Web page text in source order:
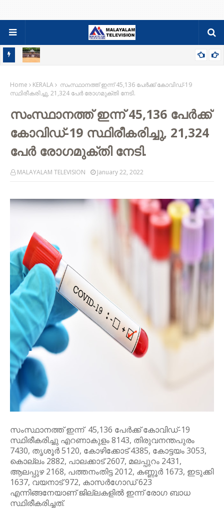
മുൻ എൻ.എസ്.ജി കമാൻഡോ ശ്രീജിത്ത് ഉദ്ഘാടനം ചെയ്തു
Home KERALA
സംസ്ഥാനത്ത് ഇന്ന് 45,136 പേര്‍ക്ക് കോവിഡ്-19
സ്ഥിരീകരിച്ചു, 21,324 പേര്‍ രോഗമുക്തി നേടി.
സംസ്ഥാനത്ത് ഇന്ന് 45,136 പേര്‍ക്ക്
കോവിഡ്-19 സ്ഥിരീകരിച്ചു, 21,324
പേര്‍ രോഗമുക്തി നേടി.
MALAYALAM TELEVISION January 22, 2022
സംസ്ഥാനത്ത് ഇന്ന് 45,136 പേര്‍ക്ക് കോവിഡ്-19
സ്ഥിരീകരിച്ചു എറണാകുളം 8143, തിരുവനന്തപുരം
7430, തൃശൂര്‍ 5120, കോഴിക്കോട് 4385, കോട്ടയം 3053,
കൊല്ലം 2882, പാലക്കാട് 2607, മലപ്പുറം 2431,
ആലപ്പുഴ 2168, പത്തനംതിട്ട 2012, കണ്ണൂര്‍ 1673, ഇടുക്കി
1637, വയനാട് 972, കാസര്‍ഗോഡ് 623
എന്നിങ്ങനേയാണ് ജില്ലകളില്‍ ഇന്ന് രോഗ ബാധ
സ്ഥിരീകരിച്ചത്.